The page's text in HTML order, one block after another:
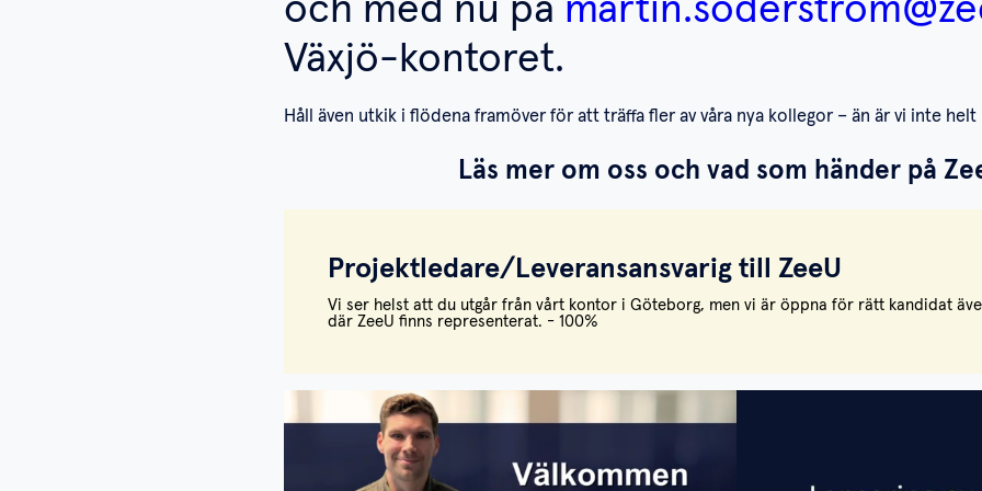
och med nu på
Växjö-kontoret.
Håll även utkik i flödena framöver för att träffa fler av våra nya kollegor – än är vi inte helt
Läs mer om oss och vad som händer på
Projektledare/Leveransansvarig till ZeeU
Vi ser helst att du utgår från vårt kontor i Göteborg, men vi är öppna för rätt kandidat
där ZeeU finns representerat. - 100%